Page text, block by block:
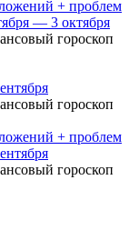
— 3 октября
гороскоп
гороскоп
гороскоп